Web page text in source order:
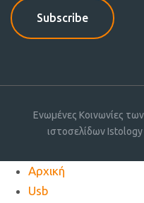
Ενωμένες Κοινωνίες
ιστοσελίδων
Αρχική
Usb